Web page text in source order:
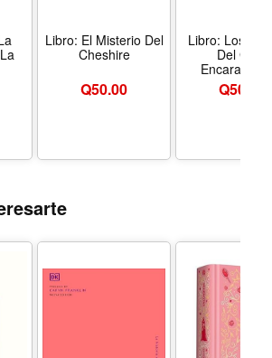
Libro: El Misterio Del
Cheshire
Q50.00
Libro: Los
Del Gato
Q50.00